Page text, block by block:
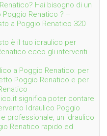
Hai bisogno di un
Renatico ? –
a Poggio Renatico 320
è il tuo idraulico per
ecco gli interventi
a Poggio Renatico: per
Poggio Renatico e per
significa poter contare
Idraulico Poggio
professionale, un idraulico
Renatico rapido ed